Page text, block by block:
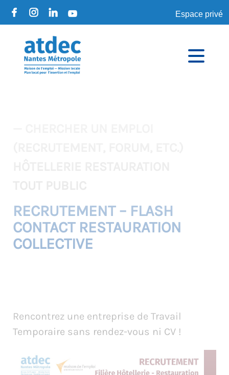
Espace privé
RECRUTEMENT – FLASH
CONTACT RESTAURATION
COLLECTIVE
Rencontrez une entreprise de Travail
Temporaire sans rendez-vous ni CV !